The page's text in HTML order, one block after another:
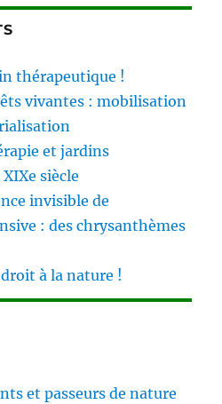
thérapeutique !
vivantes : mobilisation
et jardins
siècle
invisible de
: des chrysanthèmes
à la nature !
et passeurs de nature